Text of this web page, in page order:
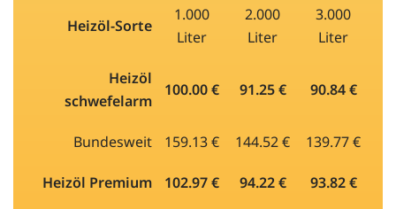
Heizöl-Sorte
1.000
Liter
2.000
Liter
3.000
Liter
Heizöl
schwefelarm
100.00 € 91.25 € 90.84 €
Bundesweit 159.13 € 144.52 € 139.77 €
Heizöl Premium 102.97 € 94.22 € 93.82 €